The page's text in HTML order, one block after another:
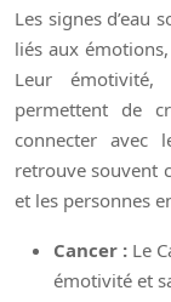
Les signes d’eau
liés aux
Leur
permettent de
connecter avec
retrouve souvent
et les personnes
Cancer : Le
émotivité et